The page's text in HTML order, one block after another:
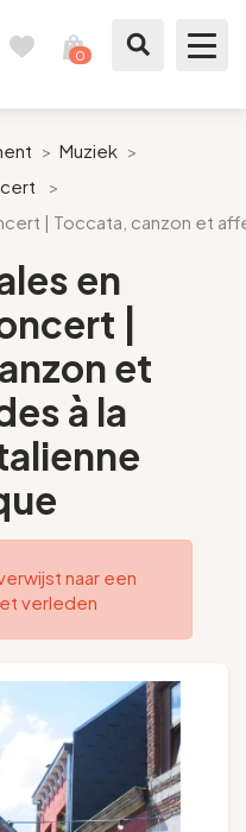
0
> Muziek >
>
| Toccata, canzon et
en
|
et
à la
naar een
verleden